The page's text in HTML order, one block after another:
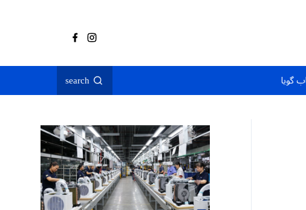
گویا search